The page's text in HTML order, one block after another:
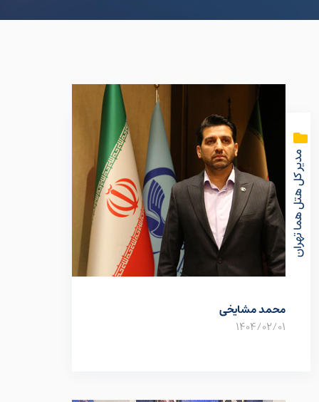
مدیر کل هتل هما تهران
محمد مشایخی
1404/02/01